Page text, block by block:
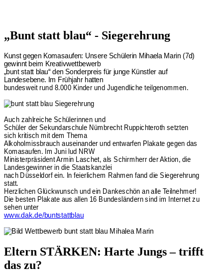
„Bunt statt blau“ - Siegerehrung
Kunst gegen Komasaufen: Unsere Schülerin Mihaela Marin (7d)
gewinnt beim Kreativwettbewerb
„bunt statt blau“ den Sonderpreis für junge Künstler auf
Landesebene. Im Frühjahr hatten
bundesweit rund 8.000 Kinder und Jugendliche teilgenommen.
Auch zahlreiche Schülerinnen und
Schüler der Sekundarschule Nümbrecht Ruppichteroth setzten
sich kritisch mit dem Thema
Alkoholmissbrauch auseinander und entwarfen Plakate gegen das
Komasaufen. Im Juni lud NRW
Ministerpräsident Armin Laschet, als Schirmherr der Aktion, die
Landesgewinner in die Staatskanzlei
nach Düsseldorf ein. In feierlichem Rahmen fand die Siegerehrung
statt.
Herzlichen Glückwunsch und ein Dankeschön an alle Teilnehmer!
Die besten Plakate aus allen 16 Bundesländern sind im Internet zu
sehen unter
www.dak.de/buntstattblau
Eltern STÄRKEN: Harte Jungs – trifft
das zu?